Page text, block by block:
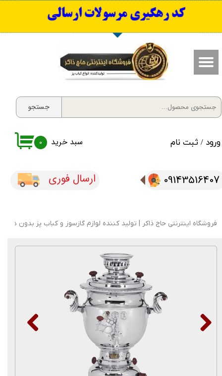
ورود / ثبت نام
حساب کاربری من
سفارشات
۰
جستجو
​کد رهگیری مرسولات ارسالی
09143516407​​​​​​​ ارسال فوری
سبد خرید
فروشگاه اینترنتی حاج ذاکر | تولید کننده لوازم گازسوز و کباب پز بدون دود